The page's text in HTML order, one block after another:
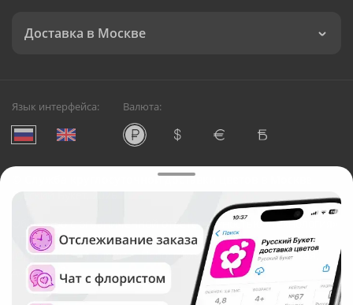
Доставка в Москве
Язык интерфейса: Валюта:
Служба круглосуточной доставки цветов в Москве
Русский Букет, 2026
Общество с ограниченной ответственностью «Технология»
ОГРН: 1195476081745, ИНН: 5410081997
Юридический адрес: г. Новосибирск, ул. Ипподромская,
д.42, оф. 3